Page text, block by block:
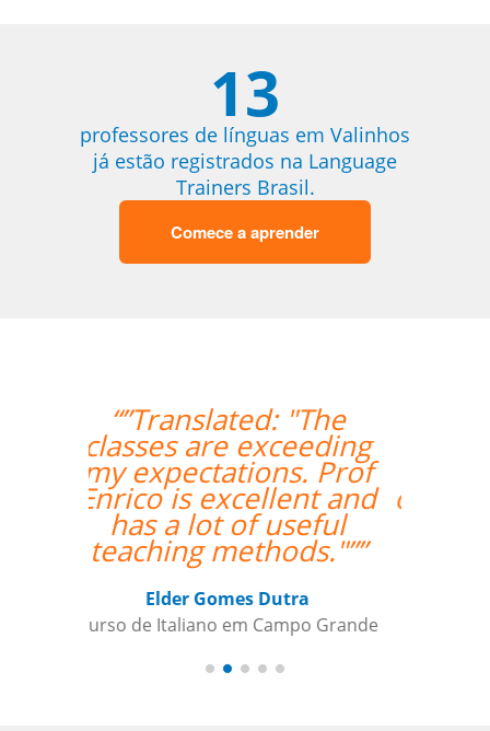
13
professores de línguas em Valinhos
já estão registrados na Language
Trainers Brasil.
Comece a aprender
“”Estou amando
minhas aulas de
italiano, muito
organizado o trabalho
de vcs””
Beatris Castro
Curso de Italiano em Santos